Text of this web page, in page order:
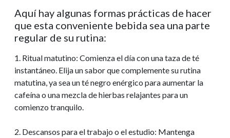
Aquí hay algunas formas prácticas de hacer
que esta conveniente bebida sea una parte
regular de su rutina:
1. Ritual matutino: Comienza el día con una taza de té
instantáneo. Elija un sabor que complemente su rutina
matutina, ya sea un té negro enérgico para aumentar la
cafeína o una mezcla de hierbas relajantes para un
comienzo tranquilo.
2. Descansos para el trabajo o el estudio: Mantenga